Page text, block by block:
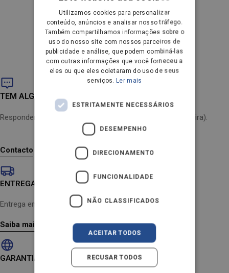
Unable to load recommendations
TEM ALGUMA DÚVIDA?
Respondemos dentro de 24 horas (de segunda a sexta-feira).
Contacto
ENTREGA RÁPIDA
Entrega em 1-3 dias úteis
Saiba mais
GARANTIA DE REEMBOLSO DE 30 DIAS
DANISH
GERMAN
DUTCH
FRENCH
SPANISH
SWEDISH
IT
Utilizamos cookies para personalizar
conteúdo, anúncios e analisar nosso tráfego.
Também compartilhamos informações sobre o
uso do nosso site com nossos parceiros de
publicidade e análise, que podem combiná-las
com outras informações que você forneceu a
eles ou que eles coletaram do uso de seus
serviços. Ler mais
ESTRITAMENTE NECESSÁRIOS
DESEMPENHO
DIRECIONAMENTO
FUNCIONALIDADE
NÃO CLASSIFICADOS
ACEITAR TODOS
RECUSAR TODOS